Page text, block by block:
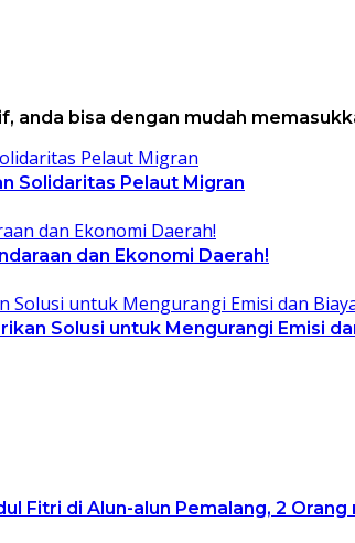
bisa dengan mudah
Solidaritas Pelaut Migran
dan Ekonomi Daerah!
Solusi untuk Mengurangi Emisi
Fitri di Alun-alun Pemalang, 2